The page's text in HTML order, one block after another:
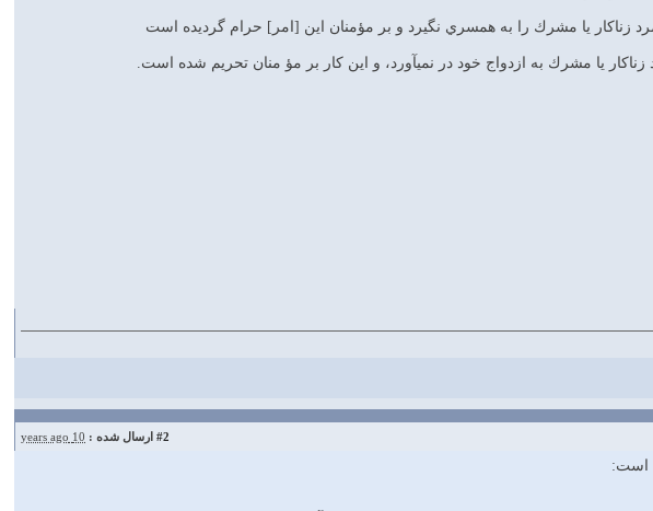
زناكار يا مشرك را به همسري نگيرد و بر مؤمنان اين [امر] حرام گرديده است
زناكار يا مشرك به ازدواج خود در نمي‏آورد، و اين كار بر مؤ منان تحريم شده است.
#2 ارسال شده : 10 years ago